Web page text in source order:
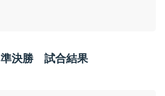
決勝 試合結果